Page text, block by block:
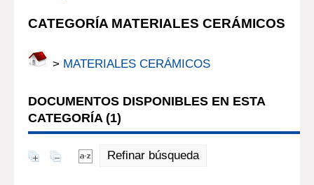
CATEGORÍA MATERIALES CERÁMICOS
> MATERIALES CERÁMICOS
DOCUMENTOS DISPONIBLES EN ESTA
CATEGORÍA (1)
Refinar búsqueda